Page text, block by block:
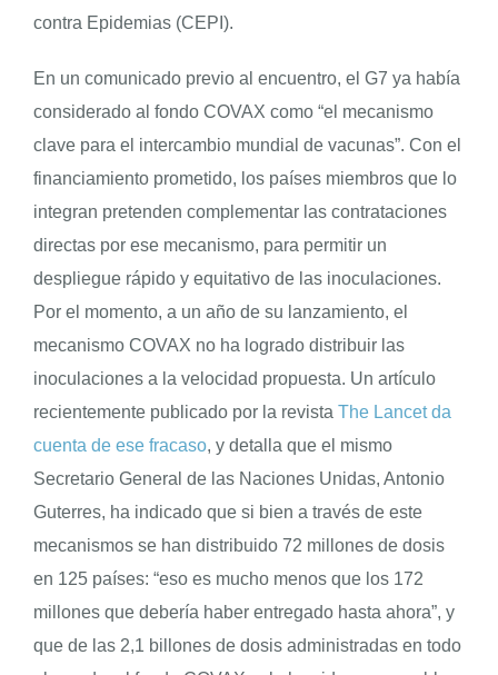
contra Epidemias (CEPI).
En un comunicado previo al encuentro, el G7 ya había
considerado al fondo COVAX como “el mecanismo
clave para el intercambio mundial de vacunas”. Con el
financiamiento prometido, los países miembros que lo
integran pretenden complementar las contrataciones
directas por ese mecanismo, para permitir un
despliegue rápido y equitativo de las inoculaciones.
Por el momento, a un año de su lanzamiento, el
mecanismo COVAX no ha logrado distribuir las
inoculaciones a la velocidad propuesta. Un artículo
recientemente publicado por la revista The Lancet da
cuenta de ese fracaso, y detalla que el mismo
Secretario General de las Naciones Unidas, Antonio
Guterres, ha indicado que si bien a través de este
mecanismos se han distribuido 72 millones de dosis
en 125 países: “eso es mucho menos que los 172
millones que debería haber entregado hasta ahora”, y
que de las 2,1 billones de dosis administradas en todo